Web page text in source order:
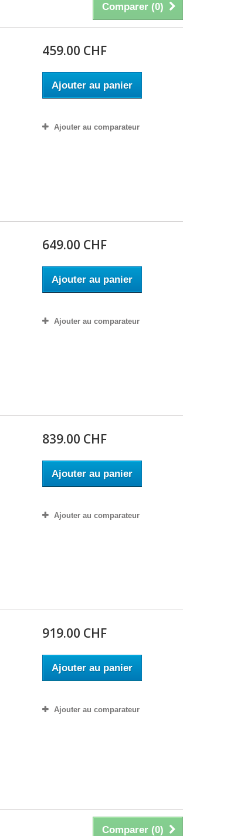
Comparer (0)
459.00 CHF
Ajouter au panier
Ajouter au comparateur
649.00 CHF
Ajouter au panier
Ajouter au comparateur
839.00 CHF
Ajouter au panier
Ajouter au comparateur
919.00 CHF
Ajouter au panier
Ajouter au comparateur
Comparer (0)